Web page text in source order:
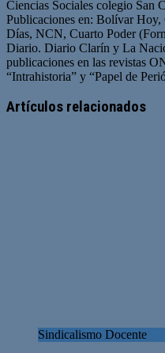
Ciencias Sociales colegio San
Publicaciones en: Bolívar Hoy,
Días, NCN, Cuarto Poder
Diario. Diario Clarín y La
publicaciones en las revistas
“Intrahistoria” y “Papel de
web
Artículos relacionados
Sindicalismo Docente